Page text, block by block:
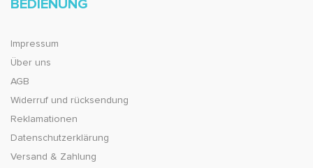
BEDIENUNG
Impressum
Über uns
AGB
Widerruf und rücksendung
Reklamationen
Datenschutzerklärung
Versand & Zahlung